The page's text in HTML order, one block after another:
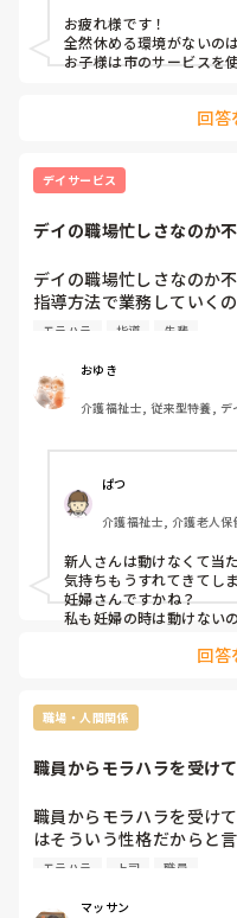
人間不信にもなってきた。
お疲れ様です！
全然休める環境がないの
お子様は市のサービスを
回答
デイサービス
デイの職場忙しさなのか
デイの職場忙しさなのか
指導方法で業務していく
なきゃ上は動かないのか
実際に覚えが悪いとか上
私たちと同等の仕事が出
て。。。6ヶ月目に入っ
しまって怖い(T＿T)
私だって先輩の色んなと
フォローしながらやり遂
新人潰しじゃないとは思
モラハラ 指導 先輩
おゆき
介護福祉士, 従来型特養, デ
ぱつ
介護福祉士, 介護老人
新人さんは動けなくて当
気持ちもうすれてきてし
妊婦さんですかね？
私も妊婦の時は動けない
復帰後動けるようになっ
回答
職場・人間関係
職員からモラハラを受け
職員からモラハラを受け
はそういう性格だからと
ていけないので辞めよう
モラハラ 上司 職員
マッサン